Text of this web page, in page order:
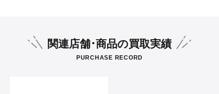
関連店舗･商品の買取実績
PURCHASE RECORD